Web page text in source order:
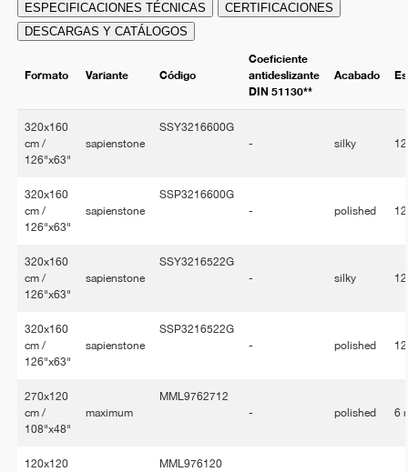
ESPECIFICACIONES TÉCNICAS
CERTIFICACIONES
DESCARGAS Y CATÁLOGOS
Formato Variante Código
Coeficiente
antideslizante
DIN 51130**
Acabado
320x160
cm /
126"x63"
sapienstone
SSY3216600G
-
silky
320x160
cm /
126"x63"
sapienstone
SSP3216600G
-
polished
320x160
cm /
126"x63"
sapienstone
SSY3216522G
-
silky
320x160
cm /
126"x63"
sapienstone
SSP3216522G
-
polished
270x120
cm /
108"x48"
maximum
MML9762712
-
polished 6
120x120
MML976120